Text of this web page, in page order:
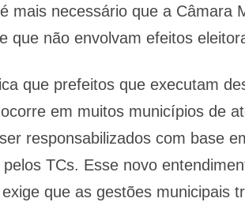
mais necessário que a Câmara
que não envolvam efeitos
que prefeitos que executam
em muitos municípios de
responsabilizados com base
TCs. Esse novo
que as gestões municipais